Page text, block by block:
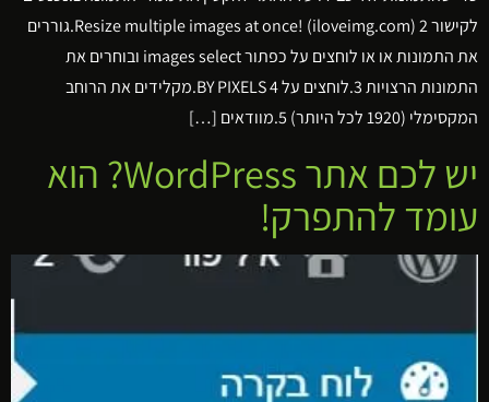
לקישור Resize multiple images at once! (iloveimg.com) 2.גוררים
את התמונות או או לוחצים על כפתור images select ובוחרים את
התמונות הרצויות 3.לוחצים על BY PIXELS 4.מקלידים את הרוחב
המקסימלי (1920 לכל היותר) 5.מוודאים […]
יש לכם אתר WordPress? הוא
עומד להתפרק!